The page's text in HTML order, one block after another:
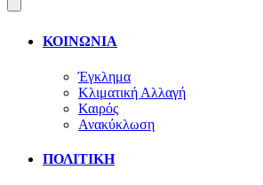
ΚΟΙΝΩΝΙΑ
Έγκλημα
Κλιματική Αλλαγή
Καιρός
Ανακύκλωση
ΠΟΛΙΤΙΚΗ